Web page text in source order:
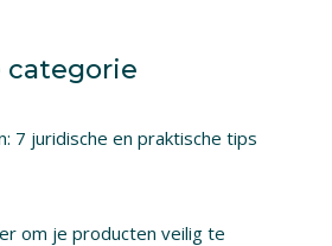
categorie
7 juridische en praktische tips
om je producten veilig te